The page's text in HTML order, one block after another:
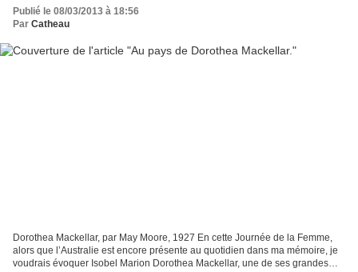
Publié le 08/03/2013 à 18:56
Par Catheau
Dorothea Mackellar, par May Moore, 1927 En cette Journée de la Femme,
alors que l’Australie est encore présente au quotidien dans ma mémoire, je
voudrais évoquer Isobel Marion Dorothea Mackellar, une de ses grandes